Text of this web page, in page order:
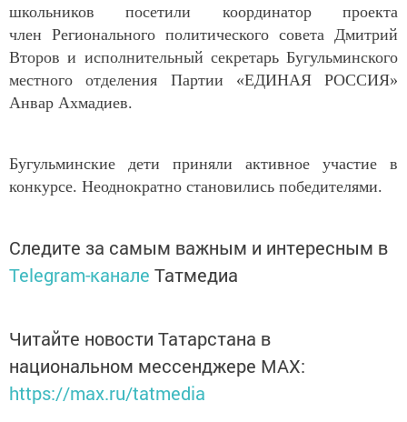
школьников посетили координатор проекта
член Регионального политического совета Дмитрий
Второв и исполнительный секретарь Бугульминского
местного отделения Партии «ЕДИНАЯ РОССИЯ»
Анвар Ахмадиев.
Бугульминские дети приняли активное участие в
конкурсе. Неоднократно становились победителями.
Следите за самым важным и интересным в
Telegram-канале Татмедиа
Читайте новости Татарстана в
национальном мессенджере MАХ:
https://max.ru/tatmedia